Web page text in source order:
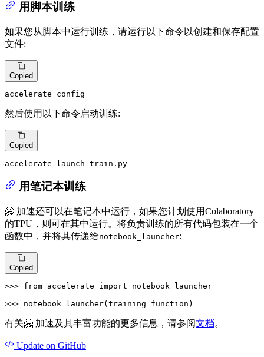
用脚本训练
如果您从脚本中运行训练，请运行以下命令以创建和保存配置
文件:
Copied
accelerate config
然后使用以下命令启动训练:
Copied
accelerate launch train.py
用笔记本训练
🤗 加速还可以在笔记本中运行，如果您计划使用Colaboratory
的TPU，则可在其中运行。将负责训练的所有代码包装在一个
函数中，并将其传递给notebook_launcher:
Copied
>>> from accelerate import notebook_launcher
>>> notebook_launcher(training_function)
有关🤗 加速及其丰富功能的更多信息，请参阅文档。
Update on GitHub